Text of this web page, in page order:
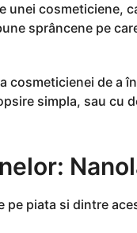
cosmeticiene,
sprâncene pe
cosmeticienei de a
simpla, sau cu
pe piata si dintre